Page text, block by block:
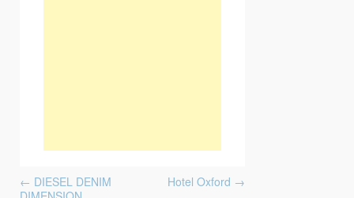
← DIESEL DENIM
Hotel Oxford →